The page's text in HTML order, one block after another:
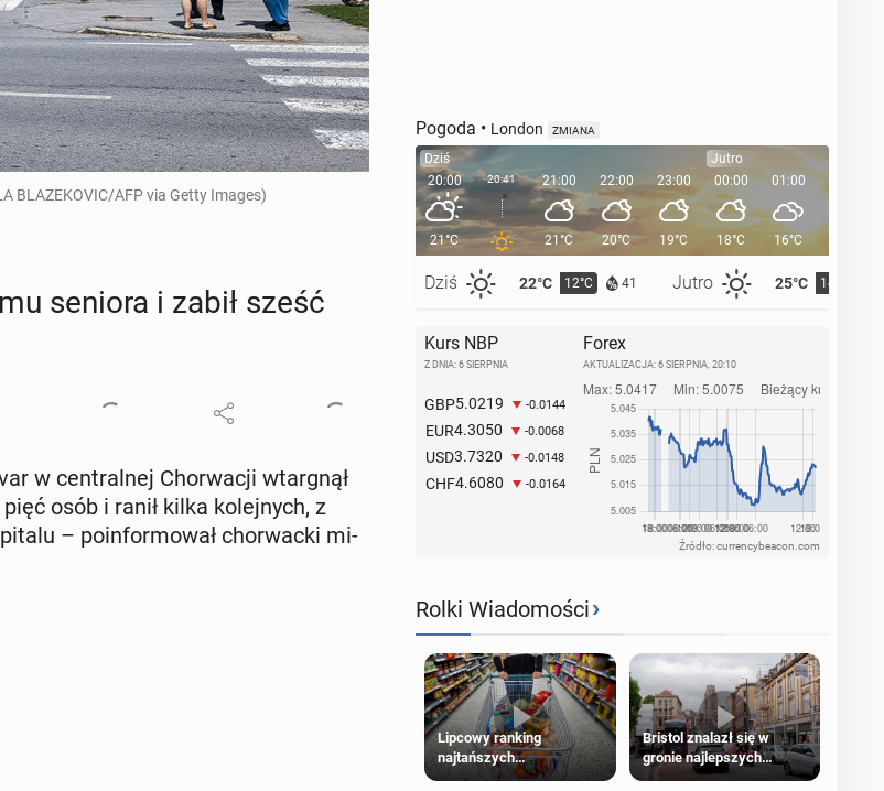
BLAZEKOVIC/AFP via Getty Images)
seniora i zabił sześć
w cen­tral­nej Chor­wa­cji wtar­gnął
osób i ranił kilka ko­lej­nych, z
– po­in­for­mo­wał chor­wac­ki mi­
Pogoda • London ZMIANA
Dziś
20:00
21°C
Dziś 22°C 12°C 41 Jutro 25°C 14°C
20:41 21:00
21°C
22:00
20°C
23:00
19°C
Jutro
00:00
18°C
01:00
16°C
02:00
Kurs NBP
Z DNIA: 6 SIERPNIA
GBP5.0219 -0.0144
EUR4.3050 -0.0068
USD3.7320 -0.0148
CHF4.6080 -0.0164
Forex
AKTUALIZACJA: 6 SIERPNIA, 20:10
Źródło: currencybeacon.com
Rolki Wiadomości›
Lipcowy ranking
najtańszych
supermarketów
Bristol znalazł się w
gronie najlepszych
kierunków podróży na